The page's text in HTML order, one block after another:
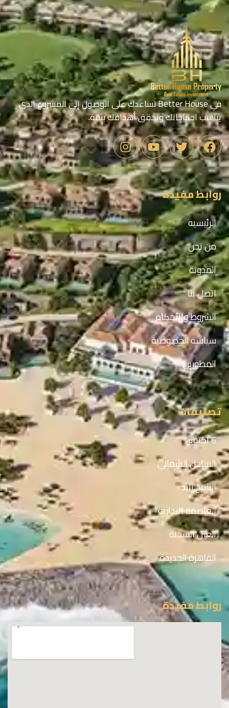
في Better House نساعدك على الوصول إلى المشروع الذي
يناسب احتياجاتك ويحقق أهدافك بثقة.
روابط مفيدة
الرئيسيه
من نحن
المدونة
اتصل بنا
الشروط والأحكام
سياسة الخصوصية
المطورين
تصنيفات
6 اكتوبر
الساحل الشمالي
الشيخ زايد
العاصمة الادارية
العين السخنة
القاهرة الجديدة
روابط مفيدة